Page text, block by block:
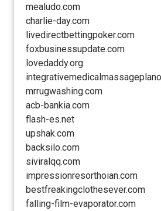
mealudo.com
charlie-day.com
livedirectbettingpoker.com
foxbusinessupdate.com
lovedaddy.org
mrrugwashing.com
acb-bankia.com
flash-es.net
upshak.com
backsilo.com
siviralqq.com
impressionresorthoian.com
bestfreakingclothesever.com
falling-film-evaporator.com